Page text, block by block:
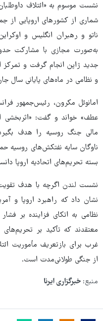
نشست موسوم به «ائتلاف
شماری از کشورهای اروپایی از
ناتو و رهبران انگلیس و
جدید ژاپن انجام گرفت و تمرکز
و نظامی در ماه‌های پایانی سال
امانوئل مکرون، رئیس‌جمهور
عطف» خواند و گفت: «اثربخشی
مالی جنگ روسیه را هدف
ناوگان سایه نفتکش‌های روسیه
بسته تحریم‌های اتحادیه اروپا
نشست لندن اگرچه با هدف
نشان داد که راهبرد اروپا و
نظامی به اتکای فزاینده بر
معتقدند که تأکید بر
غرب برای بازتعریف مأموریت
از جنگی طولانی‌مدت است.
منبع: خبرگزاری ایرنا